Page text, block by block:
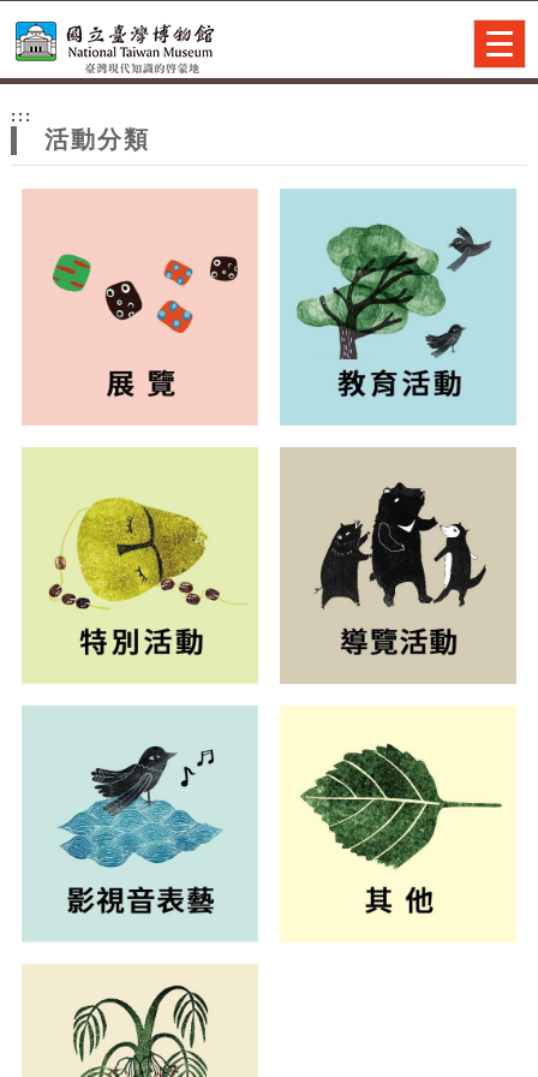
網
站
主
:::
活動分類